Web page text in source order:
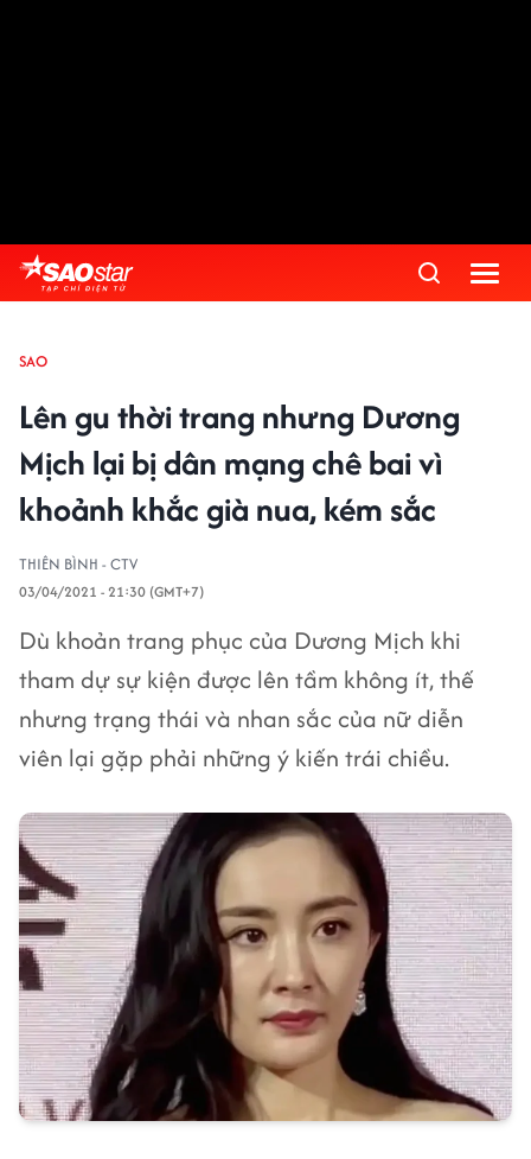
SAO
Lên gu thời trang nhưng Dương
Mịch lại bị dân mạng chê bai vì
khoảnh khắc già nua, kém sắc
THIÊN BÌNH - CTV
03/04/2021 - 21:30 (GMT+7)
Dù khoản trang phục của Dương Mịch khi
tham dự sự kiện được lên tầm không ít, thế
nhưng trạng thái và nhan sắc của nữ diễn
viên lại gặp phải những ý kiến trái chiều.